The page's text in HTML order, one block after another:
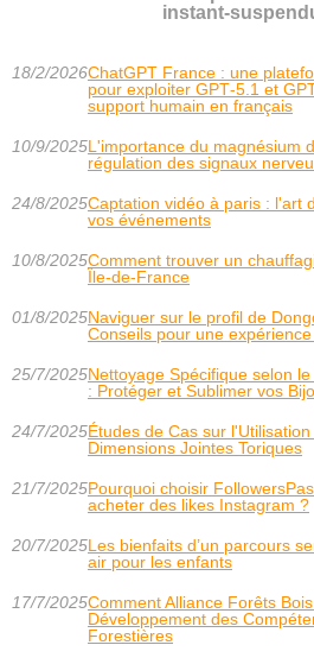
instant-
18/2/2026ChatGPT France : une
pour exploiter GPT‑5.1 et
support humain en français
10/9/2025L'importance du magnésium
régulation des signaux
24/8/2025Captation vidéo à paris : l'art
vos événements
10/8/2025Comment trouver un
Île-de-France
01/8/2025Naviguer sur le profil de
Conseils pour une
25/7/2025Nettoyage Spécifique selon
: Protéger et Sublimer vos
24/7/2025Études de Cas sur
Dimensions Jointes Toriques
21/7/2025Pourquoi choisir
acheter des likes Instagram ?
20/7/2025Les bienfaits d’un parcours
air pour les enfants
17/7/2025Comment Alliance Forêts
Développement des
Forestières